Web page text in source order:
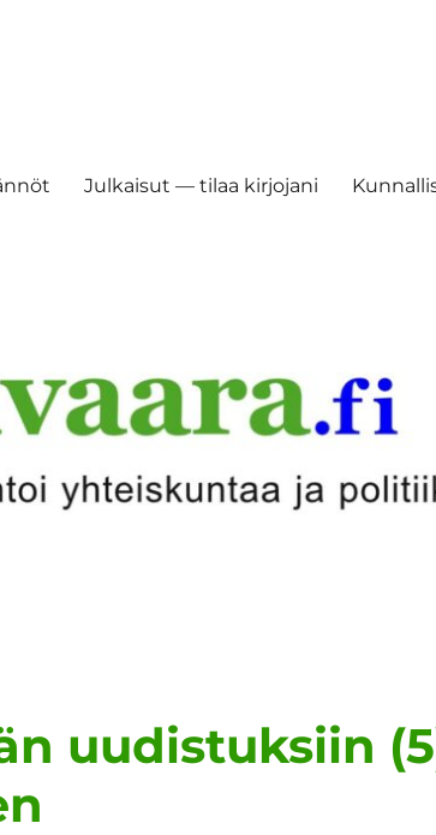
Julkaisut — tilaa kirjojani
uudistuksiin